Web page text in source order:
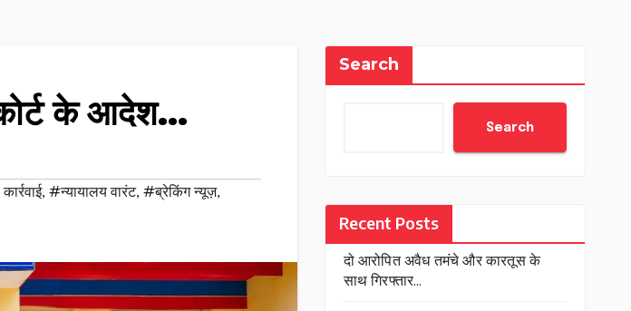
कोर्ट के आदेश…
, #न्यायालय वारंट, #ब्रेकिंग न्यूज़,
Search
Search
Recent Posts
दो आरोपित अवैध तमंचे और कारतूस के
साथ गिरफ्तार…